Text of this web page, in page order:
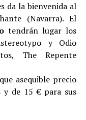
da la bienvenida al
(Navarra). El
tendrán lugar los
y Odio
The Repente
asequible precio
y de 15 € para sus